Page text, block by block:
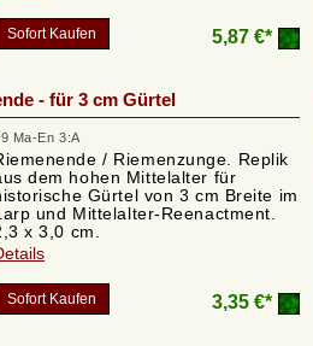
Sofort Kaufen 5,87 €*
- für 3 cm Gürtel
Ma-En 3:A
/ Riemenzunge. Replik
dem hohen Mittelalter für
Gürtel von 3 cm Breite im
und Mittelalter-Reenactment.
x 3,0 cm.
Sofort Kaufen 3,35 €*